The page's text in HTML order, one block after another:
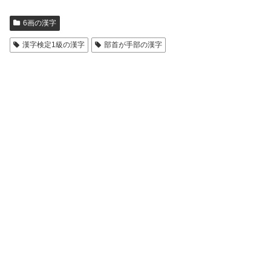
6画の漢字
漢字検定1級の漢字 部首が手部の漢字